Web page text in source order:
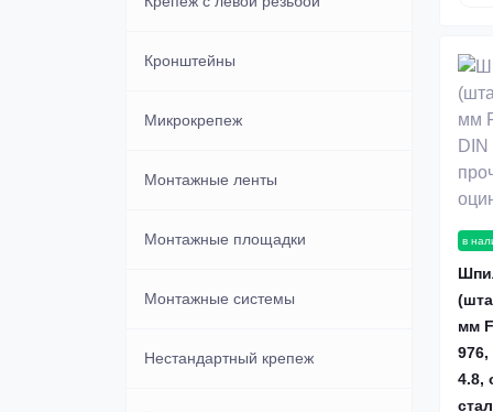
Шестигранные DIN 934
Заклепочники
Закрытые (глухие)
Медные
Нержавеющие
Потайные под молоток
Прутки
Трубки
Уголки
Кронштейны
Микрокрепеж
Монтажные ленты
Монтажные площадки
Монтажные системы
Нестандартный крепеж
в
мм
976,
4.8,